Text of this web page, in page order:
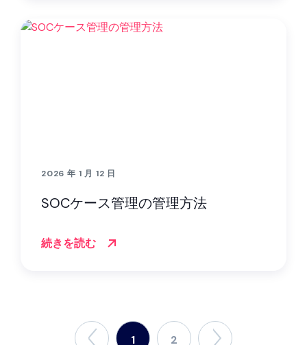
2026 年 1 月 12 日
SOCケース管理の管理方法
続きを読む
1 2